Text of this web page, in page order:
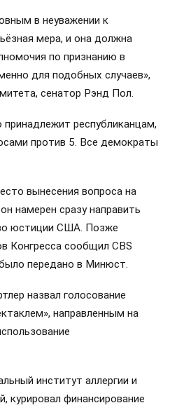
в неуважении к
мера, и она должна
по признанию в
для подобных случаев»,
сенатор Рэнд Пол.
республиканцам,
против 5. Все демократы
вынесения вопроса на
намерен сразу направить
юстиции США. Позже
Конгресса сообщил CBS
передано в Минюст.
назвал голосование
направленным на
институт аллергии и
курировал финансирование